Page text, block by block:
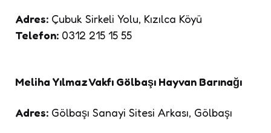
Adres: Çubuk Sirkeli Yolu, Kızılca Köyü
Telefon: 0312 215 15 55
Meliha Yılmaz Vakfı Gölbaşı Hayvan Barınağı
Adres: Gölbaşı Sanayi Sitesi Arkası, Gölbaşı